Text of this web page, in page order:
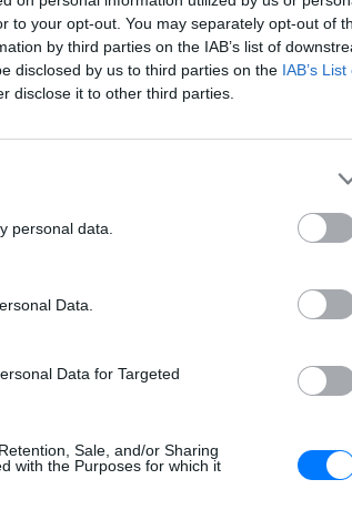
to your opt-out. You may separately opt-out of
by third parties on the IAB’s list of
disclosed by us to third parties on the IAB’s List
disclose it to other third parties.
personal data.
Data.
Data for Targeted
Sale, and/or Sharing
with the Purposes for which it
Πουέρτο
εν μέσω
Φωτιά στο
«ήρωες της
τους